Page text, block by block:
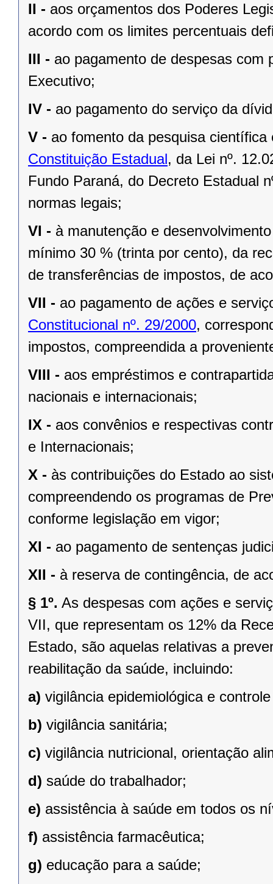
II - aos orçamentos dos Poderes
acordo com os limites percentuais
III - ao pagamento de despesas com
Executivo;
IV - ao pagamento do serviço da
V - ao fomento da pesquisa
Constituição Estadual, da Lei nº.
Fundo Paraná, do Decreto Estadual
normas legais;
VI - à manutenção e
mínimo 30 % (trinta por cento), da
de transferências de impostos, de
VII - ao pagamento de ações e
Constitucional nº. 29/2000,
impostos, compreendida a
VIII - aos empréstimos e
nacionais e internacionais;
IX - aos convênios e respectivas
e Internacionais;
X - às contribuições do Estado ao
compreendendo os programas de
conforme legislação em vigor;
XI - ao pagamento de sentenças
XII - à reserva de contingência, de
§ 1º. As despesas com ações e
VII, que representam os 12% da
Estado, são aquelas relativas a
reabilitação da saúde, incluindo:
a) vigilância epidemiológica e
b) vigilância sanitária;
c) vigilância nutricional, orientação
d) saúde do trabalhador;
e) assistência à saúde em todos os
f) assistência farmacêutica;
g) educação para a saúde;